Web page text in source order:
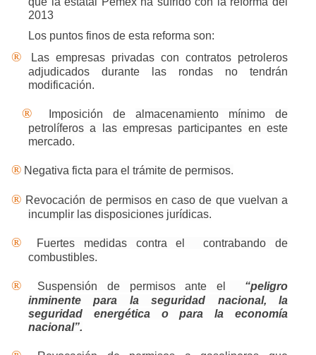
2013
Los puntos finos de esta reforma son:
®
Las empresas privadas con contratos petroleros
adjudicados durante las rondas no tendrán
modificación.
® Imposición de almacenamiento mínimo de
petrolíferos a las empresas participantes en este
mercado.
® Negativa ficta para el trámite de permisos.
® Revocación de permisos en caso de que vuelvan a
incumplir las disposiciones jurídicas.
® Fuertes medidas contra el
contrabando de
combustibles.
® Suspensión de permisos ante el
“peligro
inminente para la seguridad nacional, la
seguridad energética o para la economía
nacional”.